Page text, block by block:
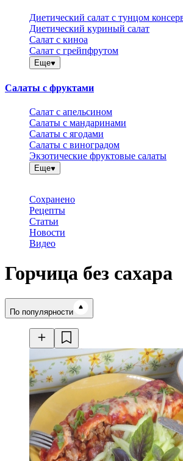
Диетический салат с тунцом
Диетический куриный салат
Салат с киноа
Салат с грейпфрутом
Еще
Салаты с фруктами
Салат с апельсином
Салаты с мандаринами
Салаты с ягодами
Салаты с виноградом
Экзотические фруктовые салаты
Еще
Сохранено
Рецепты
Статьи
Новости
Видео
Горчица без сахара
Время готовки
По популярности